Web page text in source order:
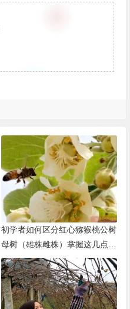
初学者如何区分红心猕猴桃公树
母树（雄株雌株）掌握这几点事
就不难了